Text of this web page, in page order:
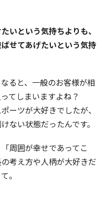
いという気持ちよりも、
せてあげたいという気持
ると、一般のお客様が相
てしまいますよね？
ーツが大好きでしたが、
ない状態だったんです。
周囲が幸せであってこ
考え方や人柄が大好きだ
。